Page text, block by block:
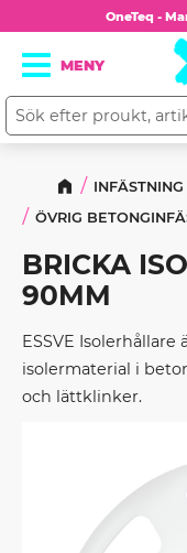
Meny
OneTeq -
INFÄSTNING
ÖVRIG
BRICKA
90MM
ESSVE
isolermaterial i
och lättklinker.